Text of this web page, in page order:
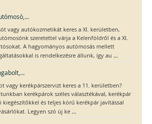
vagy autókozmetikát keres a XI. kerületben,
szeretettel várja a Kelenföldről és a XI.
A hagyományos autómosás mellett
is rendelkezésre állunk, így au ...
vagy kerékpárszervizt keres a 11. kerületben?
kerékpárok széles választékával, kerékpár
kiegészítőkkel és teljes körű kerékpár javítással
Legyen szó új ke ...